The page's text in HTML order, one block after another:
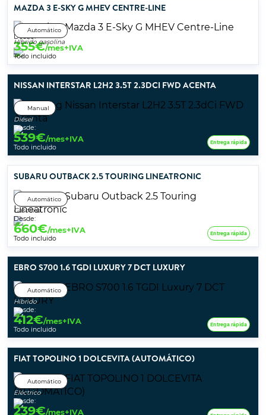
MAZDA 3 E-SKY G MHEV CENTRE-LINE
Automático
Híbrido gasolina
Desde:
355€/mes+IVA
Todo incluido
NISSAN INTERSTAR L2H2 3.5T 2.3DCI FWD ACENTA
Manual
Diésel
Desde:
539€/mes+IVA
Todo incluido
Entrega rápida
SUBARU OUTBACK 2.5 TOURING LINEATRONIC
Automático
Gasolina
Desde:
660€/mes+IVA
Todo incluido
Entrega rápida
EBRO S700 1.6 TGDI LUXURY 7 DCT LUXURY
Automático
Híbrido
Desde:
412€/mes+IVA
Todo incluido
Entrega rápida
FIAT TOPOLINO 1 DOLCEVITA (AUTOMÁTICO)
Automático
Eléctrico
Desde:
239€/mes+IVA